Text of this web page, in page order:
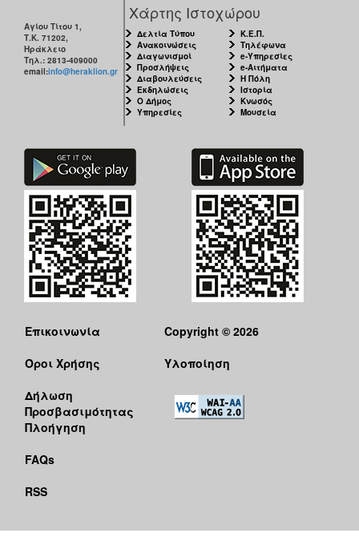
ΔΗΜΟΤΗΣ
ΗΡΑΚΛΕΙΟ
Αγίου Τίτου 1,
Τ.Κ. 71202,
Ηράκλειο
Τηλ.: 2813-409000
email:info@heraklion.gr
Χάρτης Ιστοχώρου
Δελτία Τύπου
Ανακοινώσεις
Διαγωνισμοί
Προσλήψεις
Διαβουλεύσεις
Εκδηλώσεις
Ο Δήμος
Υπηρεσίες
Κ.Ε.Π.
Τηλέφωνα
e-Υπηρεσίες
e-Αιτήματα
Η Πόλη
Ιστορία
Κνωσός
Μουσεία
Επικοινωνία
Όροι Χρήσης
Δήλωση
Προσβασιμότητας
Πλοήγηση
FAQs
RSS
Copyright © 2026
Υλοποίηση